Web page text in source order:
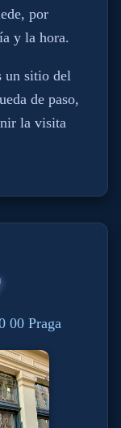
por
y la hora.
un sitio del
de paso,
la visita
00 Praga